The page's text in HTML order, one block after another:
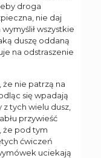
droga
nie daj
wszystkie
duszę oddaną
na odstraszenie
że nie patrzą na
się wpadają
tych wielu dusz,
przywieść
że pod tym
ćwiczeń
uciekają